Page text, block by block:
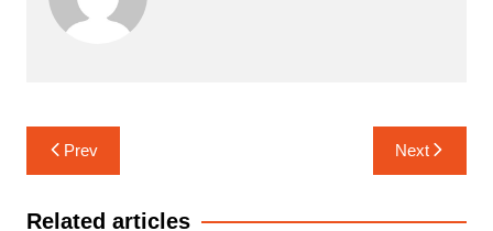
Navigasi
pos
Prev Next
Related articles